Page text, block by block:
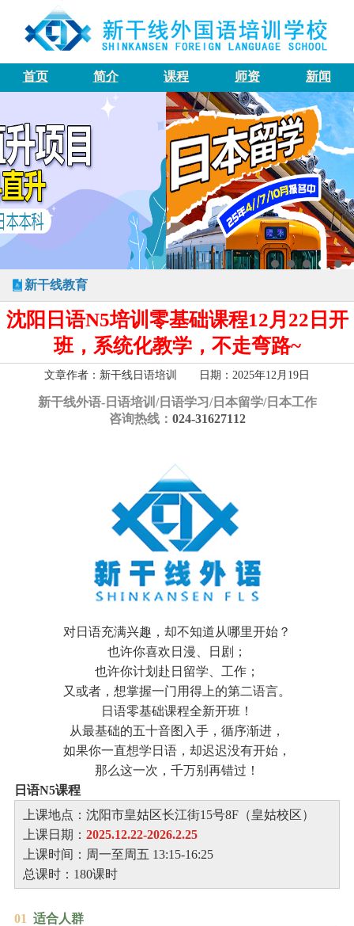
首页 简介 课程 师资 新闻
新干线教育
沈阳日语N5培训零基础课程12月22日开
班，系统化教学，不走弯路~
文章作者：新干线日语培训 日期：2025年12月19日
新干线外语-日语培训/日语学习/日本留学/日本工作
咨询热线： 024-31627112
对日语充满兴趣，却不知道从哪里开始？
也许你喜欢日漫、日剧；
也许你计划赴日留学、工作；
又或者，想掌握一门用得上的第二语言。
日语零基础课程全新开班！
从最基础的五十音图入手，循序渐进，
如果你一直想学日语，却迟迟没有开始，
那么这一次，千万别再错过！
日语N5课程
上课地点：沈阳市皇姑区长江街15号8F（皇姑校区）
上课日期： 2025.12.22-2026.2.25
上课时间：周一至周五 13:15-16:25
总课时：180课时
01 适合人群